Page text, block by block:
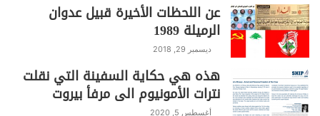
أما في إندونيسيا فأعلنت وزارة الشؤون
الدينية أن الخميس سيكون أول أيام
رمضان. وفي وقت سابق أعلنت سلطنة
عُمان بدورها أن رمضان سيبدأ الخميس،
وذلك استنادا لحسابات فلكية أكدت
عن اللحظات الأخيرة قبيل عدوان
الرميلة 1989
ديسمبر 29, 2018
هذه هي حكاية السفينة التي نقلت
نترات الأمونيوم الى مرفأ بيروت
أغسطس 5, 2020